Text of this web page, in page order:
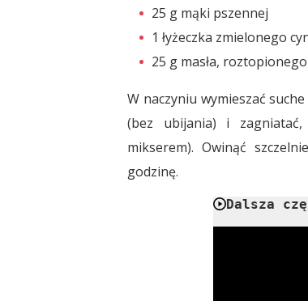
25 g mąki pszennej
1 łyżeczka zmielonego
25 g masła, roztopionego
W naczyniu wymieszać
(bez ubijania) i
mikserem). Owinąć
godzinę.
Dalsza